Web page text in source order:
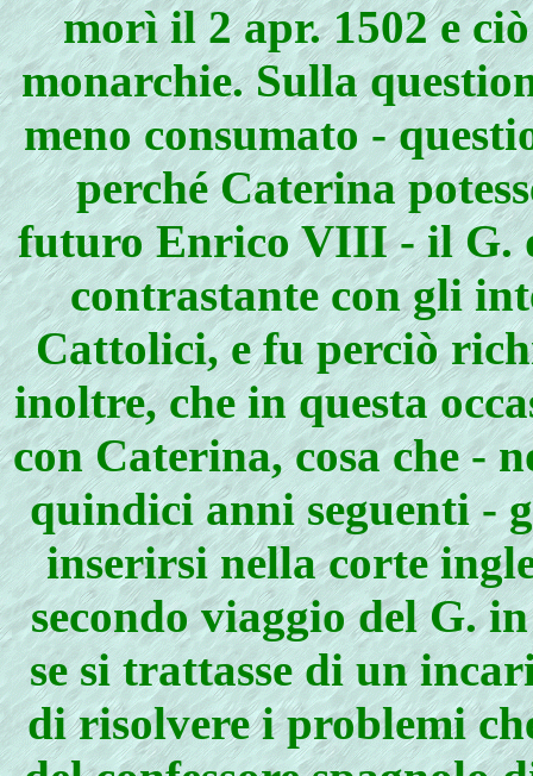
morì il 2 apr. 1502 e
monarchie. Sulla
meno consumato -
perché Caterina
futuro Enrico VIII - il G.
contrastante con gli
Cattolici, e fu perciò
inoltre, che in questa
con Caterina, cosa che -
quindici anni seguenti -
inserirsi nella corte
secondo viaggio del G.
se si trattasse di un
di risolvere i problemi